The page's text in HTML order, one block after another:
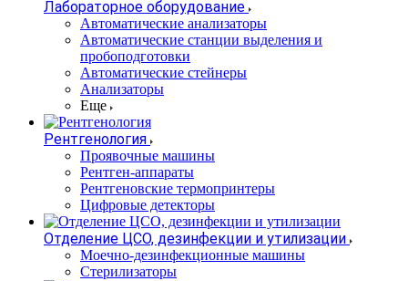
Лабораторное оборудование
Автоматические анализаторы
Автоматические станции выделения и
пробоподготовки
Автоматические стейнеры
Анализаторы
Еще
Рентгенология
Проявочные машины
Рентген-аппараты
Рентгеновские термопринтеры
Цифровые детекторы
Отделение ЦСО, дезинфекции и утилизации
Моечно-дезинфекционные машины
Стерилизаторы